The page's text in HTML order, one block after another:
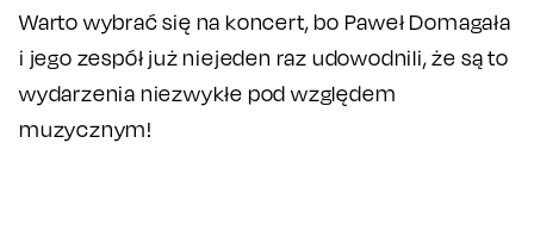
Warto wybrać się na koncert, bo Paweł Domagała
i jego zespół już niejeden raz udowodnili, że są to
wydarzenia niezwykłe pod względem
muzycznym!